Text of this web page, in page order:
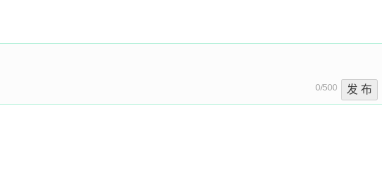
0/500 发 布